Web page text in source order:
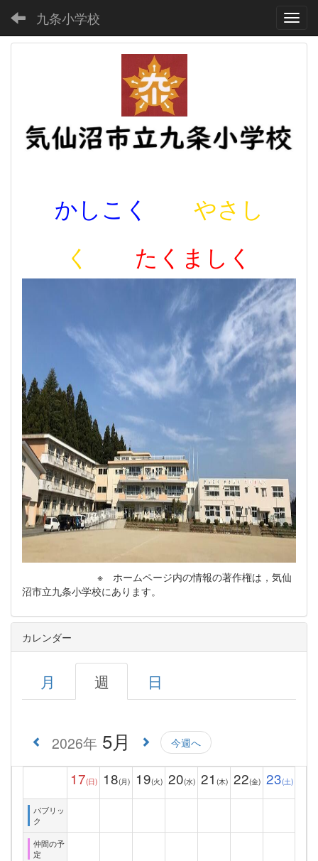
九条小学校
かしこく
やさし
く
たくましく
※ ホームページ内の情報の著作権は，気仙
沼市立九条小学校にあります。
カレンダー
月 週 日
2026年 5月 今週へ
17(日) 18(月) 19(火) 20(水) 21 (木) 22(金) 23(土)
パブリッ
ク
仲間の予
定